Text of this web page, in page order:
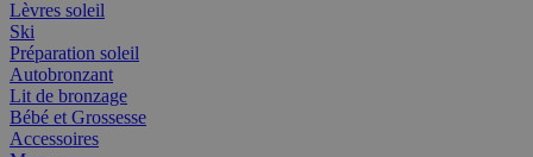
Lèvres soleil
Ski
Préparation soleil
Autobronzant
Lit de bronzage
Bébé et Grossesse
Accessoires